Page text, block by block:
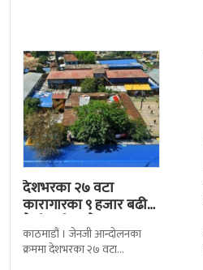
देशभरका २७ वटा
कारागारका ९ हजार बढी
कैदीबन्दी अझै फरार
काठमाडौं । जेनजी आन्दोलनका
क्रममा देशभरका २७ वटा